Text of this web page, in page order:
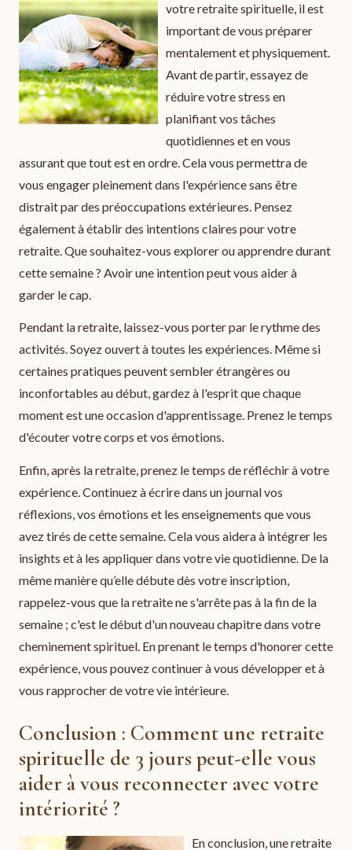
votre retraite spirituelle, il est
important de vous préparer
mentalement et physiquement.
Avant de partir, essayez de
réduire votre stress en
planifiant vos tâches
quotidiennes et en vous
assurant que tout est en ordre. Cela vous permettra de
vous engager pleinement dans l'expérience sans être
distrait par des préoccupations extérieures. Pensez
également à établir des intentions claires pour votre
retraite. Que souhaitez-vous explorer ou apprendre durant
cette semaine ? Avoir une intention peut vous aider à
garder le cap.
Pendant la retraite, laissez-vous porter par le rythme des
activités. Soyez ouvert à toutes les expériences. Même si
certaines pratiques peuvent sembler étrangères ou
inconfortables au début, gardez à l'esprit que chaque
moment est une occasion d'apprentissage. Prenez le temps
d'écouter votre corps et vos émotions.
Enfin, après la retraite, prenez le temps de réfléchir à votre
expérience. Continuez à écrire dans un journal vos
réflexions, vos émotions et les enseignements que vous
avez tirés de cette semaine. Cela vous aidera à intégrer les
insights et à les appliquer dans votre vie quotidienne. De la
même manière qu’elle débute dès votre inscription,
rappelez-vous que la retraite ne s'arrête pas à la fin de la
semaine ; c'est le début d'un nouveau chapitre dans votre
cheminement spirituel. En prenant le temps d'honorer cette
expérience, vous pouvez continuer à vous développer et à
vous rapprocher de votre vie intérieure.
Conclusion : Comment une retraite
spirituelle de 3 jours peut-elle vous
aider à vous reconnecter avec votre
intériorité ?
En conclusion, une retraite